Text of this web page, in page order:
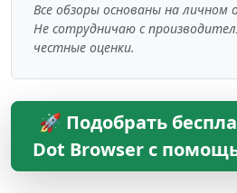
Все обзоры основаны на
Не сотрудничаю с
честные оценки.
🚀 Подобрать
Dot Browser с